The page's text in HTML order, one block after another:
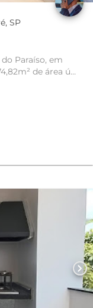
SP
Paraíso, em
de área útil
chevron_right